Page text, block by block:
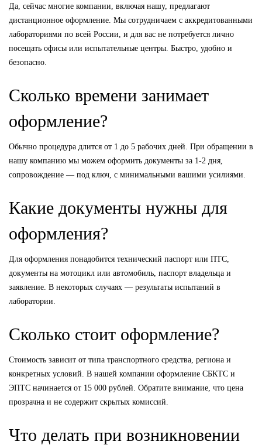
Да, сейчас многие компании, включая нашу, предлагают
дистанционное оформление. Мы сотрудничаем с аккредитованными
лабораториями по всей России, и для вас не потребуется лично
посещать офисы или испытательные центры. Быстро, удобно и
безопасно.
Сколько времени занимает
оформление?
Обычно процедура длится от 1 до 5 рабочих дней. При обращении в
нашу компанию мы можем оформить документы за 1-2 дня,
сопровождение — под ключ, с минимальными вашими усилиями.
Какие документы нужны для
оформления?
Для оформления понадобится технический паспорт или ПТС,
документы на мотоцикл или автомобиль, паспорт владельца и
заявление. В некоторых случаях — результаты испытаний в
лаборатории.
Сколько стоит оформление?
Стоимость зависит от типа транспортного средства, региона и
конкретных условий. В нашей компании оформление СБКТС и
ЭПТС начинается от 15 000 рублей. Обратите внимание, что цена
прозрачна и не содержит скрытых комиссий.
Что делать при возникновении